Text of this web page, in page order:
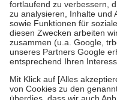
Diese Regeln gelten
Bei Heilmitteln und
Zuzahlung zehn Prozent der
Verordnung.
Um das Engagement der
stärken und die besondere
fallenkeine Zuzahlungenan
• Kindern und Jugendlichen